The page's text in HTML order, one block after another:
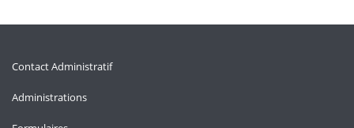
Contact Administratif
Administrations